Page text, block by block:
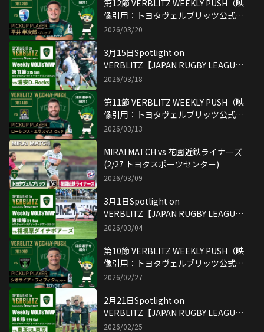
第12節 VERBLITZ WEEKLY PUSH（映
像引用：トヨタヴェルブリッツ公式
YouTubeチャンネル）
2026/03/20
3月15日Spotlight on
VERBLITZ【JAPAN RUGBY LEAGUE
ONE】映像引用：トヨタヴェルブリッ
2026/03/18
第11節 VERBLITZ WEEKLY PUSH（映
像引用：トヨタヴェルブリッツ公式
YouTubeチャンネル）
2026/03/13
MIRAI MATCH vs 花園近鉄ライナーズ
(2/27 トヨタスポーツセンター)
2026/03/09
3月1日Spotlight on
VERBLITZ【JAPAN RUGBY LEAGUE
ONE】映像引用：トヨタヴェルブリッ
2026/03/04
第10節 VERBLITZ WEEKLY PUSH（映
像引用：トヨタヴェルブリッツ公式
YouTubeチャンネル）
2026/02/27
2月21日Spotlight on
VERBLITZ【JAPAN RUGBY LEAGUE
ONE】映像引用：トヨタヴェルブリッ
2026/02/25